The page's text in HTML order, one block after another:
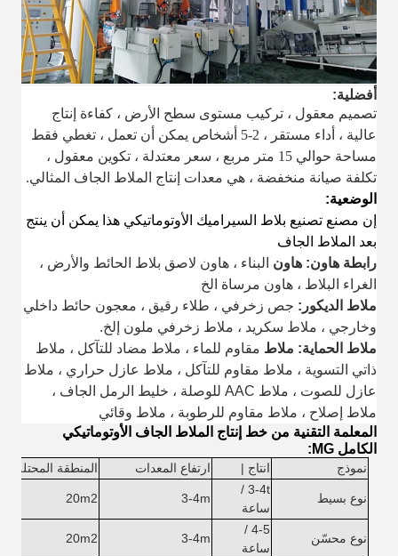
أفضلية:
تصميم معقول ، تركيب مستوى سطح الأرض ، كفاءة إنتاج
عالية ، أداء مستقر ، 2-5 أشخاص يمكن أن تعمل ، تغطي فقط
مساحة حوالي 15 متر مربع ، سعر معتدلة ، تكوين معقول ،
تكلفة صيانة منخفضة ، هي معدات إنتاج الملاط الجاف المثالي.
الوضعية:
إن مصنع تصنيع بلاط السيراميك الأوتوماتيكي هذا يمكن أن ينتج
بعد الملاط الجاف
رابطة هاون: هاون البناء ، هاون لاصق بلاط الحائط والأرض ،
الغراء البلاط ، هاون مرساة الخ
ملاط الديكور: جص زخرفي ، طلاء رقيق ، معجون حائط داخلي
وخارجي ، ملاط ​​سكريد ، ملاط ​​زخرفي ملون إلخ.
ملاط الحماية: ملاط مقاوم للماء ، ملاط ​​مضاد للتآكل ، ملاط ​​
ذاتي التسوية ، ملاط ​​مقاوم للتآكل ، ملاط ​​عازل حراري ، ملاط
​​عازل للصوت ، ملاط ​​AAC للوصلة ، خليط الرمل الجاف ،
ملاط ​​إصلاح ، ملاط ​​مقاوم للرطوبة ، ملاط ​​وقائي
المعلمة التقنية من خط إنتاج الملاط الجاف الأوتوماتيكي
الكامل MG:
نموذج انتاج | ارتفاع المعدات المنطقة المحتلة
نوع بسيط
3-4t /
ساعة
3-4m
20m2
نوع محسّن
4-5 /
ساعة
3-4m
20m2